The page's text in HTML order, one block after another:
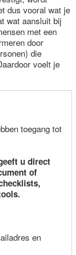
dus vooral wat je
wat aansluit bij
met een
door
die
voelt je
toegang tot
u direct
of
en